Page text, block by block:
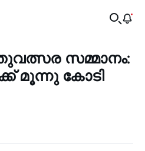
സമ്മാനം:
മൂന്നു കോടി